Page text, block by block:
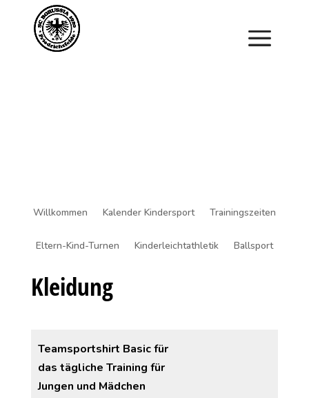
Saisonstart im April. Jetzt ein Schnuppertraining für
Kinder vereinbaren und zu Saisonbeginn dabei sein.
Willkommen Kalender Kindersport Trainingszeiten
Eltern-Kind-Turnen Kinderleichtathletik Ballsport
Kleidung
Teamsportshirt Basic für
das tägliche Training für
Jungen und Mädchen